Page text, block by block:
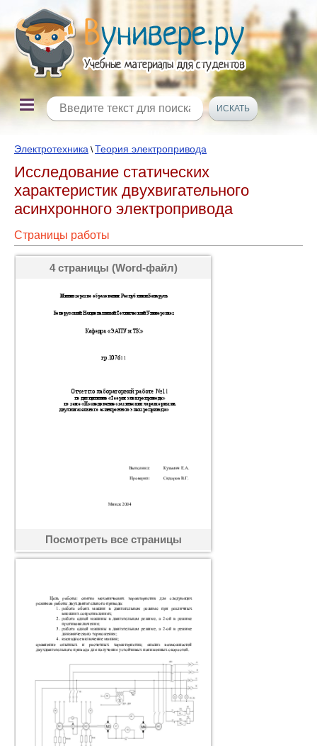
Электротехника \Теория электропривода
Исследование статических
характеристик двухвигательного
асинхронного электропривода
Страницы работы
4 страницы (Word-файл)
Посмотреть все страницы